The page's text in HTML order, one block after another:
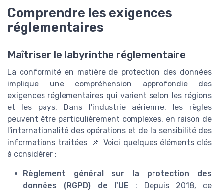
Comprendre les exigences
réglementaires
Maîtriser le labyrinthe réglementaire
La conformité en matière de protection des données
implique une compréhension approfondie des
exigences réglementaires qui varient selon les régions
et les pays. Dans l'industrie aérienne, les règles
peuvent être particulièrement complexes, en raison de
l'internationalité des opérations et de la sensibilité des
informations traitées. 📌 Voici quelques éléments clés
à considérer :
Règlement général sur la protection des
données (RGPD) de l'UE : Depuis 2018, ce